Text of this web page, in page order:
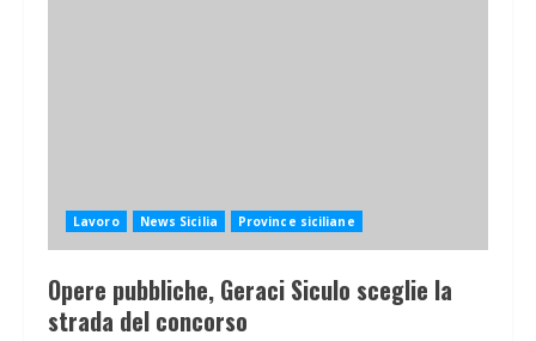
Lavoro News Sicilia Province siciliane
Opere pubbliche, Geraci Siculo sceglie la
strada del concorso